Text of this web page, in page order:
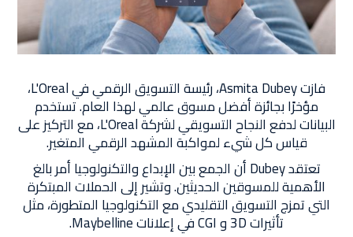
فازت Asmita Dubey، رئيسة التسويق الرقمي في L'Oreal،
مؤخرًا بجائزة أفضل مسوق عالمي لهذا العام. تستخدم
البيانات لدفع النجاح التسويقي لشركة L'Oreal، مع التركيز على
قياس كل شيء لمواكبة المشهد الرقمي المتغير.
تعتقد Dubey أن الجمع بين الإبداع والتكنولوجيا أمر بالغ
الأهمية للمسوقين الحديثين. وتشير إلى الحملات المبتكرة
التي تمزج التسويق التقليدي مع التكنولوجيا المتطورة، مثل
تأثيرات 3D و CGI في إعلانات Maybelline.